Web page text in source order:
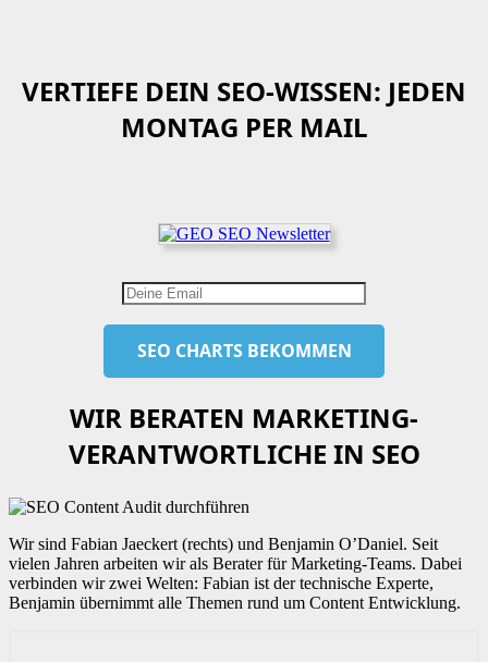
VERTIEFE DEIN SEO-WISSEN: JEDEN
MONTAG PER MAIL
WIR BERATEN MARKETING-
VERANTWORTLICHE IN SEO
Wir sind Fabian Jaeckert (rechts) und Benjamin O’Daniel. Seit
vielen Jahren arbeiten wir als Berater für Marketing-Teams. Dabei
verbinden wir zwei Welten: Fabian ist der technische Experte,
Benjamin übernimmt alle Themen rund um Content Entwicklung.